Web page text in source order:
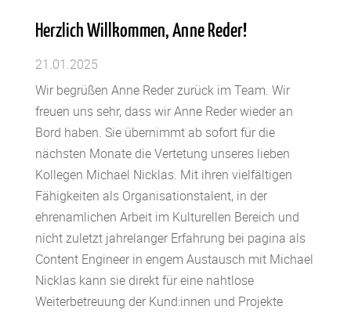
Herzlich Willkommen, Anne Reder!
21.01.2025
Wir begrüßen Anne Reder zurück im Team. Wir
freuen uns sehr, dass wir Anne Reder wieder an
Bord haben. Sie übernimmt ab sofort für die
nächsten Monate die Vertetung unseres lieben
Kollegen Michael Nicklas. Mit ihren vielfältigen
Fähigkeiten als Organisationstalent, in der
ehrenamlichen Arbeit im Kulturellen Bereich und
nicht zuletzt jahrelanger Erfahrung bei pagina als
Content Engineer in engem Austausch mit Michael
Nicklas kann sie direkt für eine nahtlose
Weiterbetreuung der Kund:innen und Projekte